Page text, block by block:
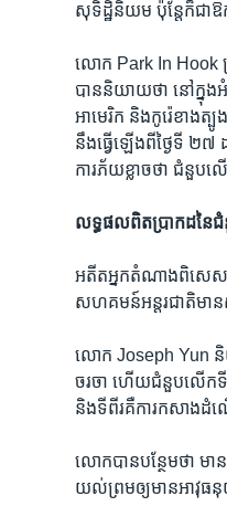
សុទិដ្ឋិនិយម ប៉ុន្តែ​ក៏​ជា​ឱ
លោក Park In Hook ប្
បាន​និយាយ​ថា នៅ​ក្នុង​
អាមេរិក និង​កូរ៉េ​ខាង​
នឹង​ធ្វើ​ឡើង​ពី​ថ្ងៃ​ទី ២
ការ​ភ័យ​ខ្លាច​ថា ជំនួប​
លទ្ធផល​ពិត​ប្រាកដ​នៃ​
អតីត​អ្នក​តំណាង​ពិសេស​
សហគមន៍​អន្តរជាតិ​មា
លោក Joseph Yun និ
ចរចា ហើយ​ជំនួប​លើក​ទី​
និង​ទី​ពីរ​គឺ​ការ​កសាង​ដំណ
លោក​បាន​បន្ថែម​ថា មា
យល់ព្រម​ឲ្យ​មាន​អាវុធ​នុ